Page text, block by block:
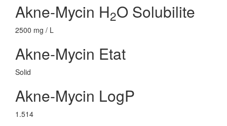
Akne-Mycin H2O Solubilite
2500 mg / L
Akne-Mycin Etat
Solid
Akne-Mycin LogP
1.514